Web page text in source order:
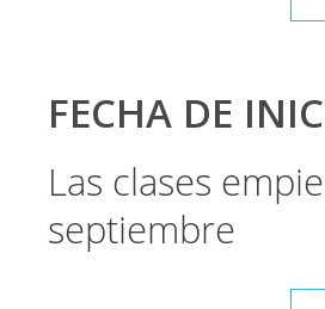
FECHA DE
Las clases
septiembre